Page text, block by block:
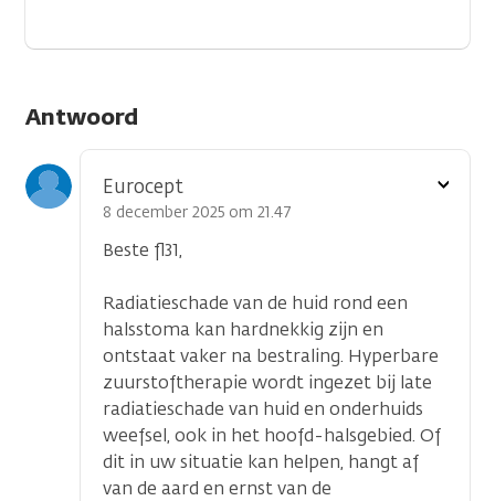
Antwoord
Eurocept
8 december 2025 om 21.47
Beste fl31,
Radiatieschade van de huid rond een
halsstoma kan hardnekkig zijn en
ontstaat vaker na bestraling. Hyperbare
zuurstoftherapie wordt ingezet bij late
radiatieschade van huid en onderhuids
weefsel, ook in het hoofd-halsgebied. Of
dit in uw situatie kan helpen, hangt af
van de aard en ernst van de
Toon